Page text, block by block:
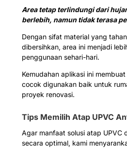
Area tetap terlindungi dari
berlebih, namun tidak terasa
Dengan sifat material yang
dibersihkan, area ini menjadi
penggunaan sehari-hari.
Kemudahan aplikasi ini
cocok digunakan baik untuk
proyek renovasi.
Tips Memilih Atap UPVC
Agar manfaat solusi atap UPVC
secara optimal, kami